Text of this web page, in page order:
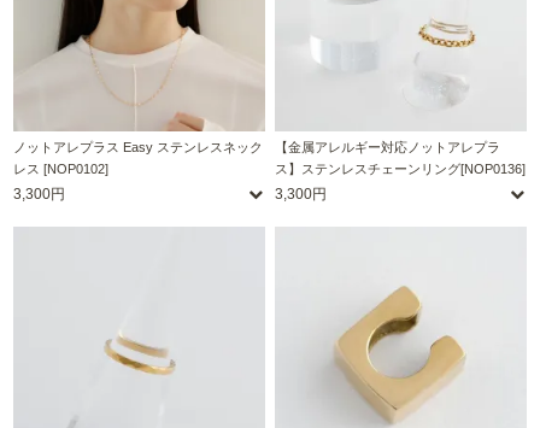
ノットアレプラス Easy ステンレスネック
レス [NOP0102]
3,300円
【金属アレルギー対応ノットアレプラ
ス】ステンレスチェーンリング[NOP0136]
3,300円